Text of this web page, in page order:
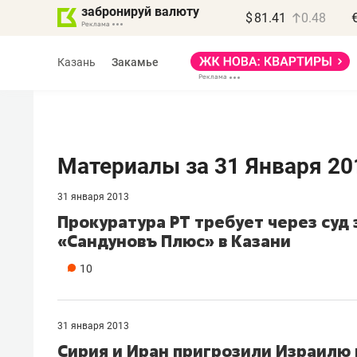
забронируй валюту $ 81.41 0.48
Казань Закамье
Материалы за 31 Января
31 января 2013
Прокуратура РТ требует через
«Сандуновъ Плюс» в Казани
10
31 января 2013
Сирия и Иран пригрозили Израилю
МАРТ
потерять минимум